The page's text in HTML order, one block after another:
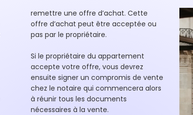
remettre une offre d’achat. Cette
offre d’achat peut être acceptée ou
pas par le propriétaire.
Si le propriétaire du appartement
accepte votre offre, vous devrez
ensuite signer un compromis de vente
chez le notaire qui commencera alors
à réunir tous les documents
nécessaires à la vente.